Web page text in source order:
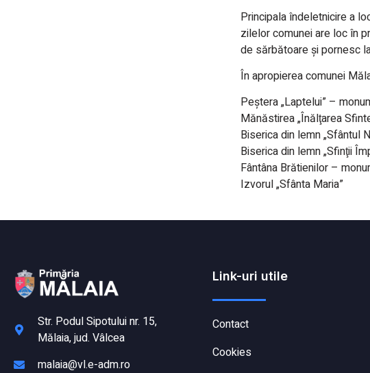
Principala îndeletnicire a
zilelor comunei are loc în
de sărbătoare și pornesc
În apropierea comunei
Peştera „Laptelui” –
Mănăstirea „Înălţarea
Biserica din lemn „Sfântul
Biserica din lemn „Sfinţii
Fântâna Brătienilor –
Izvorul „Sfânta Maria”
Str. Podul Sipotului nr. 15,
Mălaia, jud. Vâlcea
malaia@vl.e-adm.ro
Link-uri utile
Contact
Cookies